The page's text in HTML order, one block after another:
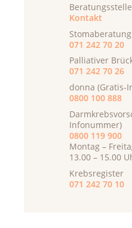
Kontakt
Stomaberatung
071 242 70 20
Palliativer
071 242 70 26
donna (Gratis-
0800 100 888
Infonummer)
0800 119 900
Montag –
13.00 – 15.00
Krebsregister
071 242 70 10